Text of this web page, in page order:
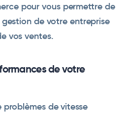
pour vous permettre de
de votre entreprise
vos ventes.
de votre
de vitesse